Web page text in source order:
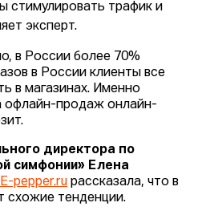
стимулировать трафик и
эксперт.
в России более 70%
в России клиенты все
в магазинах. Именно
офлайн-продаж онлайн-
директора по
симфонии» Елена
pepper.ru рассказала, что в
схожие тенденции.